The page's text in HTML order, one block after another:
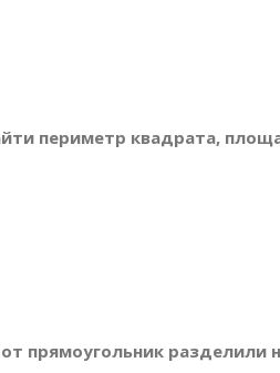
периметр квадрата,
прямоугольник